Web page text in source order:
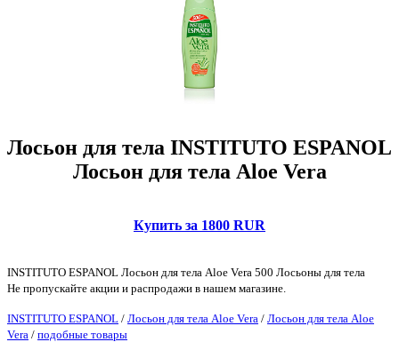
Лосьон для тела INSTITUTO ESPANOL
Лосьон для тела Aloe Vera
Купить за 1800 RUR
INSTITUTO ESPANOL Лосьон для тела Aloe Vera 500 Лосьоны для тела
Не пропускайте акции и распродажи в нашем магазине.
INSTITUTO ESPANOL / Лосьон для тела Aloe Vera / Лосьон для тела Aloe
Vera / подобные товары